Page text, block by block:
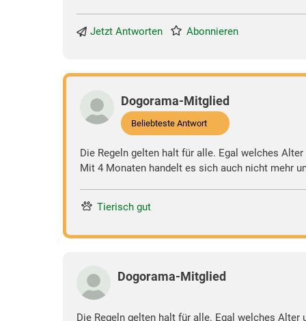
Jetzt Antworten Abonnieren
Dogorama-Mitglied
Beliebteste Antwort
Die Regeln gelten halt für alle. Egal welches
Mit 4 Monaten handelt es sich auch nicht mehr
Tierisch gut
Dogorama-Mitglied
Die Regeln gelten halt für alle. Egal welches Alter